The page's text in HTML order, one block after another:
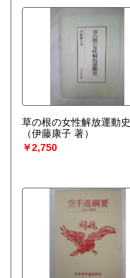
草の根の女性解放運動史
（伊藤康子 著）
￥2,750